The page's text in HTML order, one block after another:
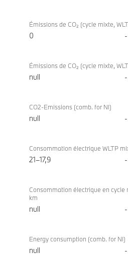
Émissions de CO₂ (cycle mixte,
0 -
Émissions de CO₂ (cycle mixte,
null -
CO2-Emissions (comb. for NI)
null -
Consommation électrique WLTP
21–17,9 -
Consommation électrique en cycle
km
null -
Energy consumption (comb. for NI)
null -